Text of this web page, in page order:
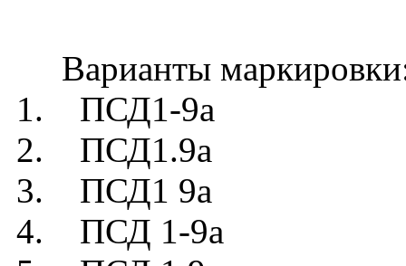
Варианты
1. ПСД1-9а
2. ПСД1.9а
3. ПСД1 9а
4. ПСД 1-9а